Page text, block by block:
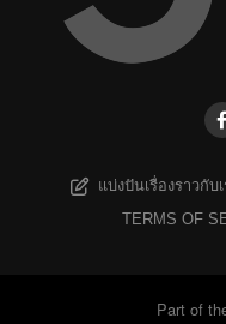
แบ่งปันเรื่องราวกับเ
TERMS OF
Part of